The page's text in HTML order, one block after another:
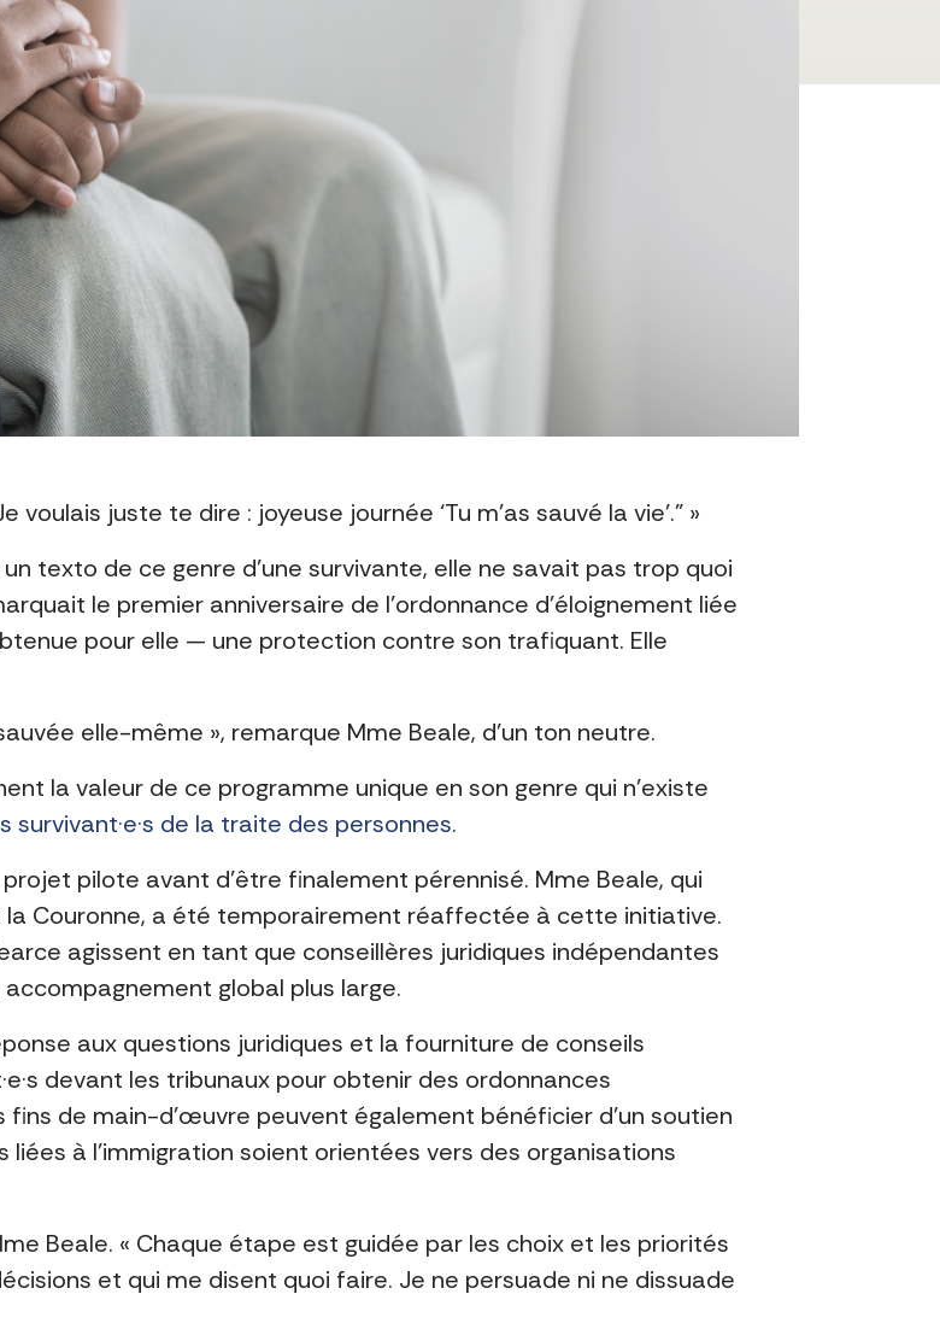
juste te dire : joyeuse journée ‘Tu m’as sauvé la vie’.” »
texto de ce genre d’une survivante, elle ne savait pas trop quoi
le premier anniversaire de l’ordonnance d’éloignement liée
pour elle — une protection contre son trafiquant. Elle
elle-même », remarque Mme Beale, d’un ton neutre.
la valeur de ce programme unique en son genre qui n’existe
de la traite des personnes.
pilote avant d’être finalement pérennisé. Mme Beale, qui
Couronne, a été temporairement réaffectée à cette initiative.
agissent en tant que conseillères juridiques indépendantes
accompagnement global plus large.
aux questions juridiques et la fourniture de conseils
devant les tribunaux pour obtenir des ordonnances
fins de main-d’œuvre peuvent également bénéficier d’un soutien
à l’immigration soient orientées vers des organisations
Beale. « Chaque étape est guidée par les choix et les priorités
et qui me disent quoi faire. Je ne persuade ni ne dissuade